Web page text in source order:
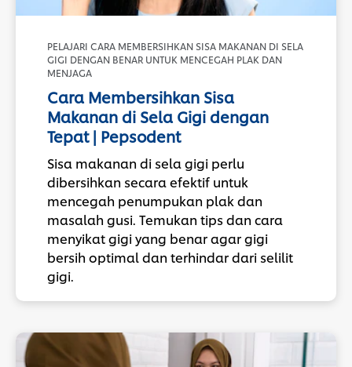
PELAJARI CARA MEMBERSIHKAN SISA MAKANAN DI SELA
GIGI DENGAN BENAR UNTUK MENCEGAH PLAK DAN
MENJAGA
Cara Membersihkan Sisa
Makanan di Sela Gigi dengan
Tepat | Pepsodent
Sisa makanan di sela gigi perlu
dibersihkan secara efektif untuk
mencegah penumpukan plak dan
masalah gusi. Temukan tips dan cara
menyikat gigi yang benar agar gigi
bersih optimal dan terhindar dari selilit
gigi.